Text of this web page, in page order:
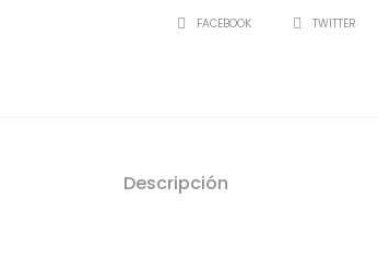
SHAREFACEBOOK TWITTER
Descripción